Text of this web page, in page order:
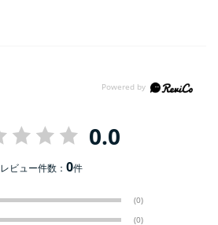
0.0
レビュー件数：0件
(0)
(0)